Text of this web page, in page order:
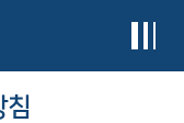
침